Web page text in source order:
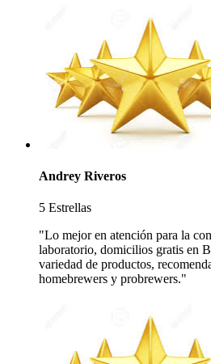
Andrey Riveros
5 Estrellas
"Lo mejor en atención para la
laboratorio, domicilios gratis en
variedad de productos,
homebrewers y probrewers."